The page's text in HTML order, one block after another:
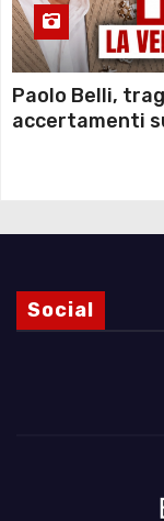
Paolo Belli,
accertamenti
Social